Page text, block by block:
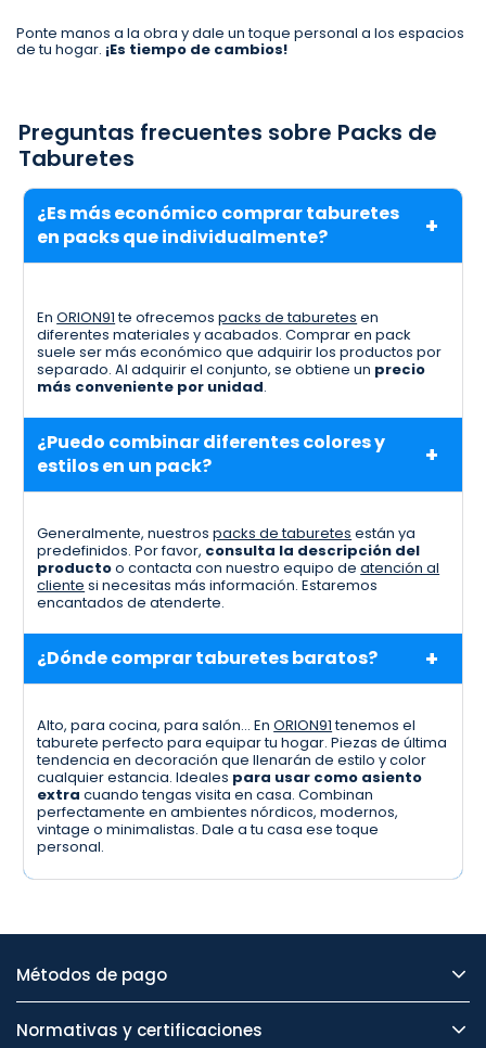
Ponte manos a la obra y dale un toque personal a los espacios
de tu hogar. ¡Es tiempo de cambios!
Preguntas frecuentes sobre Packs de
Taburetes
¿Es más económico comprar taburetes
en packs que individualmente?
EnORION91te ofrecemospacks de taburetes en
diferentes materiales y acabados. Comprar en pack
suele ser más económico que adquirir los productos por
separado. Al adquirir el conjunto, se obtiene un precio
más conveniente por unidad.
¿Puedo combinar diferentes colores y
estilos en un pack?
Generalmente, nuestrospacks de taburetes están ya
predefinidos. Por favor, consulta la descripción del
productoo contacta con nuestro equipo deatención al
cliente si necesitas más información. Estaremos
encantados de atenderte.
¿Dónde comprar taburetes baratos?
Alto, para cocina, para salón… EnORION91tenemos el
taburete perfecto para equipar tu hogar. Piezas de última
tendencia en decoración que llenarán de estilo y color
cualquier estancia. Ideales para usar como asiento
extra cuando tengas visita en casa. Combinan
perfectamente en ambientes nórdicos, modernos,
vintage o minimalistas. Dale a tu casa ese toque
personal.
Métodos de pago
Normativas y certificaciones